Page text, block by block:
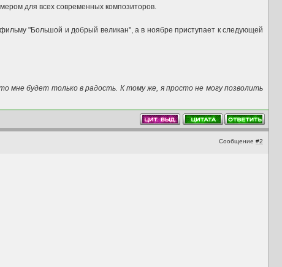
для всех современных композиторов.
"Большой и добрый великан", а в ноябре приступает к следующей
мне будет только в радость. К тому же, я просто не могу позволить
Сообщение #2